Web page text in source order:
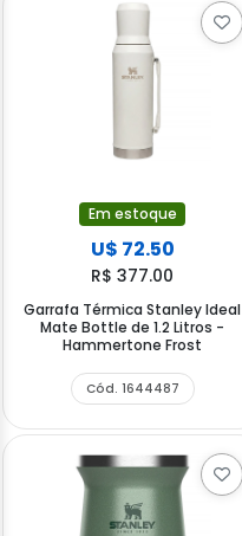
Em estoque
U$ 72.50
R$ 377.00
Garrafa Térmica Stanley Ideal
Mate Bottle de 1.2 Litros -
Hammertone Frost
Cód. 1644487